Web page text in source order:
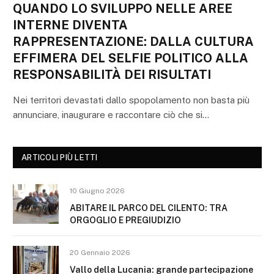
QUANDO LO SVILUPPO NELLE AREE
INTERNE DIVENTA
RAPPRESENTAZIONE: DALLA CULTURA
EFFIMERA DEL SELFIE POLITICO ALLA
RESPONSABILITÀ DEI RISULTATI
Nei territori devastati dallo spopolamento non basta più
annunciare, inaugurare e raccontare ciò che si…
ARTICOLI PIÙ LETTI
10 Giugno 2026
ABITARE IL PARCO DEL CILENTO: TRA
ORGOGLIO E PREGIUDIZIO
20 Gennaio 2026
Vallo della Lucania: grande partecipazione